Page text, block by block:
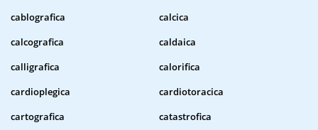
cablografica
calcica
calcografica
caldaica
calligrafica
calorifica
cardioplegica
cardiotoracica
cartografica
catastrofica